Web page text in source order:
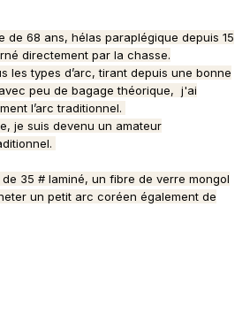
de 68 ans, hélas paraplégique depuis 15
directement par la chasse.
les types d’arc, tirant depuis une bonne
peu de bagage théorique, j'ai
l’arc traditionnel.
je suis devenu un amateur
35 # laminé, un fibre de verre mongol
un petit arc coréen également de